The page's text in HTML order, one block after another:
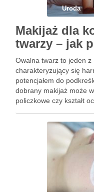
Uroda
Makijaż dla
twarzy – jak
Owalna twarz to jeden z
charakteryzujący się
potencjałem do
dobrany makijaż może
policzkowe czy kształt
osiągnąć ten efekt,